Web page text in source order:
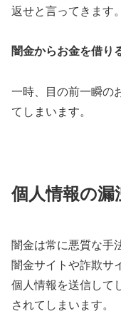
返せと言ってきます。
闇金からお金を借り
一時、目の前一瞬の
てしまいます。
個人情報の漏
闇金は常に悪質な手
闇金サイトや詐欺サ
個人情報を送信して
されてしまいます。